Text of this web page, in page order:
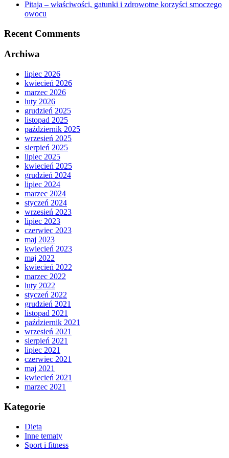
Pitaja – właściwości, gatunki i zdrowotne korzyści smoczego
owocu
Recent Comments
Archiwa
lipiec 2026
kwiecień 2026
marzec 2026
luty 2026
grudzień 2025
listopad 2025
październik 2025
wrzesień 2025
sierpień 2025
lipiec 2025
kwiecień 2025
grudzień 2024
lipiec 2024
marzec 2024
styczeń 2024
wrzesień 2023
lipiec 2023
czerwiec 2023
maj 2023
kwiecień 2023
maj 2022
kwiecień 2022
marzec 2022
luty 2022
styczeń 2022
grudzień 2021
listopad 2021
październik 2021
wrzesień 2021
sierpień 2021
lipiec 2021
czerwiec 2021
maj 2021
kwiecień 2021
marzec 2021
Kategorie
Dieta
Inne tematy
Sport i fitness